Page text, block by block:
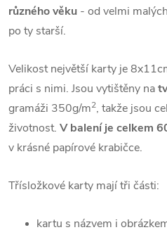
různého věku - od velmi
po ty starší.
Velikost největší karty je
práci s nimi. Jsou vytištěny na
gramáži 350g/m2, takže jsou
životnost. V balení je celkem
v krásné papírové krabičce.
Třísložkové karty mají tři části:
kartu s názvem i